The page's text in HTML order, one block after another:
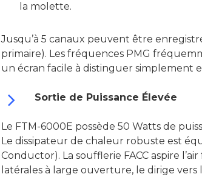
la molette.
Jusqu’à 5 canaux peuvent être
primaire). Les fréquences PMG
un écran facile à distinguer simplement
Sortie de Puissance Élevée
Le FTM-6000E possède 50 Watts de
Le dissipateur de chaleur robuste est
Conductor). La soufflerie FACC aspire
latérales à large ouverture, le dirige